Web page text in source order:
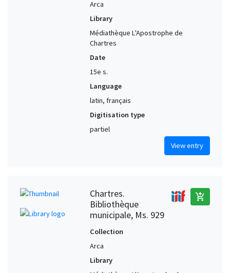
Arca
Library
Médiathèque L'Apostrophe de
Chartres
Date
15e s.
Language
latin, français
Digitisation type
partiel
View entry
Chartres.
Bibliothèque
municipale, Ms. 929
add_shopping_cart
Collection
Arca
Library